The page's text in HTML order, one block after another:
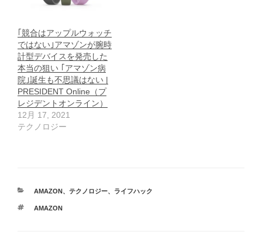
｢競合はアップルウォッチ
ではない｣アマゾンが腕時
計型デバイスを発売した
本当の狙い ｢アマゾン病
院｣誕生も不思議はない |
PRESIDENT Online（プ
レジデントオンライン）
12月 17, 2021
テクノロジー
カ
ゴ
AMAZON、 テクノロジー、 ライフハック
タ
AMAZON